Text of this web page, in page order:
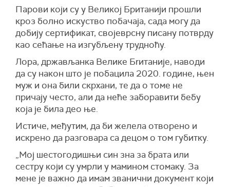
Парови који су у Великој Британији прошли
кроз болно искуство побачаја, сада могу да
добију сертификат, својеврсну писану потврду
као сећање на изгубљену трудноћу.
Лoра, држављанка Велике Бrитаније, наводи
да су након што је побацила 2020. године, њен
муж и она били скрхани, те да о томе не
причају често, али да неће заборавити бебу
која је била део ње.
Истиче, међутим, да би желела отворено и
искрено да разговара са децом о том губитку.
„Мој шестогодишњи син зна за брата или
сестру који су умрли у мамином стомаку. За
мене је важно да имам званични документ који